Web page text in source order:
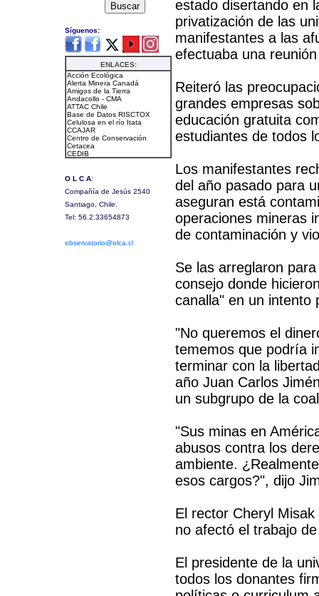
estado disertando en
privatización de las
manifestantes a las
efectuaba una
Reiteró las
grandes empresas
educación gratuita
estudiantes de todos
Los manifestantes
del año pasado para
aseguran está
operaciones mineras
de contaminación y
Se las arreglaron
consejo donde
canalla" en un intento
"No queremos el
tememos que podría
terminar con la
año Juan Carlos
un subgrupo de la
"Sus minas en
abusos contra los
ambiente.
esos cargos?", dijo
El rector Cheryl
no afectó el trabajo
El presidente de la
todos los donantes